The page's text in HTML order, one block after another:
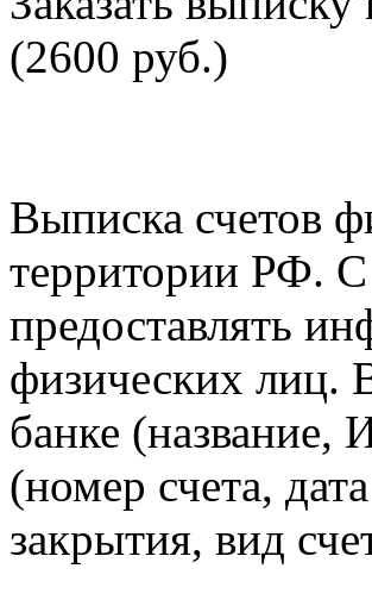
(2600 руб.)
Выписка счетов
территории РФ. С
предоставлять
физических лиц.
банке
(номер счета,
закрытия, вид